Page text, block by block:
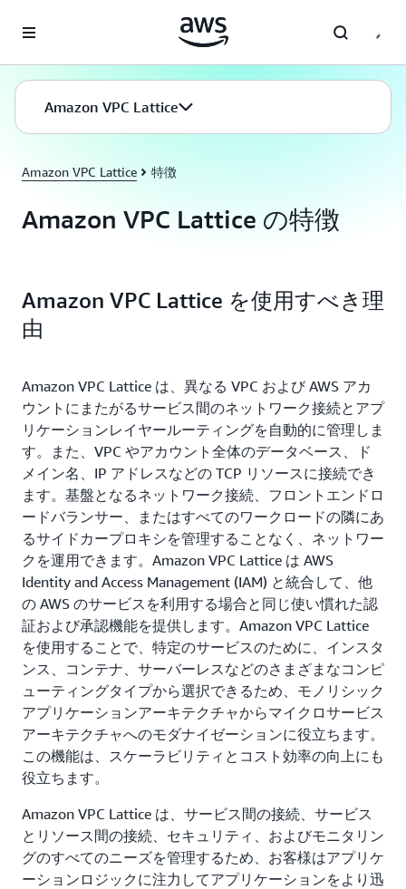
Amazon VPC Lattice
Amazon VPC Lattice 特徴
Amazon VPC Lattice の特徴
Amazon VPC Lattice を使用すべき理
由
Amazon VPC Lattice は、異なる VPC および AWS アカ
ウントにまたがるサービス間のネットワーク接続とアプ
リケーションレイヤールーティングを自動的に管理しま
す。また、VPC やアカウント全体のデータベース、ド
メイン名、IP アドレスなどの TCP リソースに接続でき
ます。基盤となるネットワーク接続、フロントエンドロ
ードバランサー、またはすべてのワークロードの隣にあ
るサイドカープロキシを管理することなく、ネットワー
クを運用できます。Amazon VPC Lattice は AWS
Identity and Access Management (IAM) と統合して、他
の AWS のサービスを利用する場合と同じ使い慣れた認
証および承認機能を提供します。Amazon VPC Lattice
を使用することで、特定のサービスのために、インスタ
ンス、コンテナ、サーバーレスなどのさまざまなコンピ
ューティングタイプから選択できるため、モノリシック
アプリケーションアーキテクチャからマイクロサービス
アーキテクチャへのモダナイゼーションに役立ちます。
この機能は、スケーラビリティとコスト効率の向上にも
役立ちます。
Amazon VPC Lattice は、サービス間の接続、サービス
とリソース間の接続、セキュリティ、およびモニタリン
グのすべてのニーズを管理するため、お客様はアプリケ
ーションロジックに注力してアプリケーションをより迅